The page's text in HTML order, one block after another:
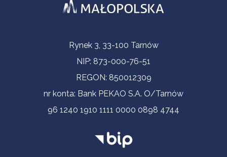
Contact InformationRynek 3, 33-100 Tarnów
NIP: 873-000-76-51
REGON: 850012309
nr konta: Bank PEKAO S.A. O/Tarnów
96 1240 1910 1111 0000 0898 4744